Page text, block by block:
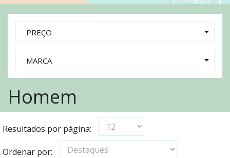
PREÇO
MARCA
Homem
Resultados por página:
Ordenar por: